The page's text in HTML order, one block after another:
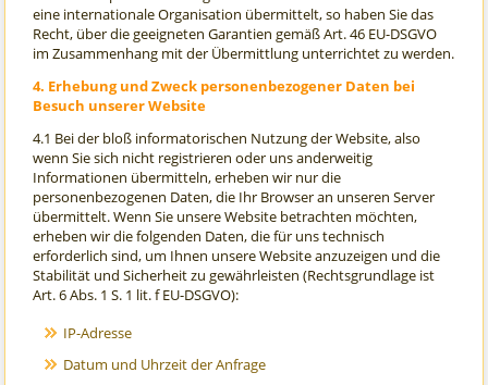
eine internationale Organisation übermittelt, so haben Sie das
Recht, über die geeigneten Garantien gemäß Art. 46 EU-DSGVO
im Zusammenhang mit der Übermittlung unterrichtet zu werden.
4. Erhebung und Zweck personenbezogener Daten bei
Besuch unserer Website
4.1 Bei der bloß informatorischen Nutzung der Website, also
wenn Sie sich nicht registrieren oder uns anderweitig
Informationen übermitteln, erheben wir nur die
personenbezogenen Daten, die Ihr Browser an unseren Server
übermittelt. Wenn Sie unsere Website betrachten möchten,
erheben wir die folgenden Daten, die für uns technisch
erforderlich sind, um Ihnen unsere Website anzuzeigen und die
Stabilität und Sicherheit zu gewährleisten (Rechtsgrundlage ist
Art. 6 Abs. 1 S. 1 lit. f EU-DSGVO):
IP-Adresse
Datum und Uhrzeit der Anfrage